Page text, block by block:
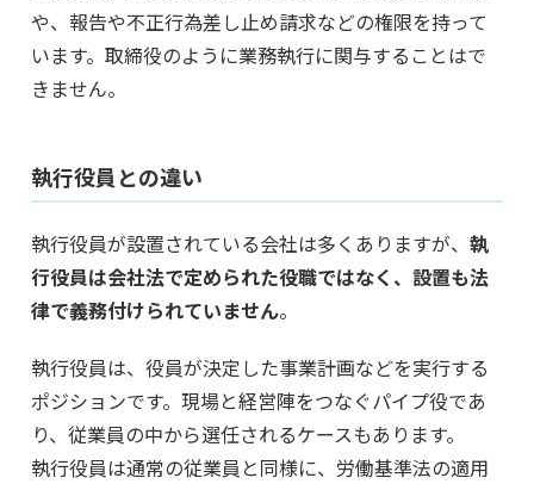
や、報告や不正行為差し止め請求などの権限を持って
います。取締役のように業務執行に関与することはで
きません。
執行役員との違い
執行役員が設置されている会社は多くありますが、 執
行役員は会社法で定められた役職ではなく、設置も法
律で義務付けられていません。
執行役員は、役員が決定した事業計画などを実行する
ポジションです。現場と経営陣をつなぐパイプ役であ
り、従業員の中から選任されるケースもあります。
執行役員は通常の従業員と同様に、労働基準法の適用